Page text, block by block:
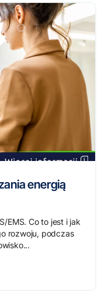
energią
EMS. Co to jest i jak
rozwoju, podczas